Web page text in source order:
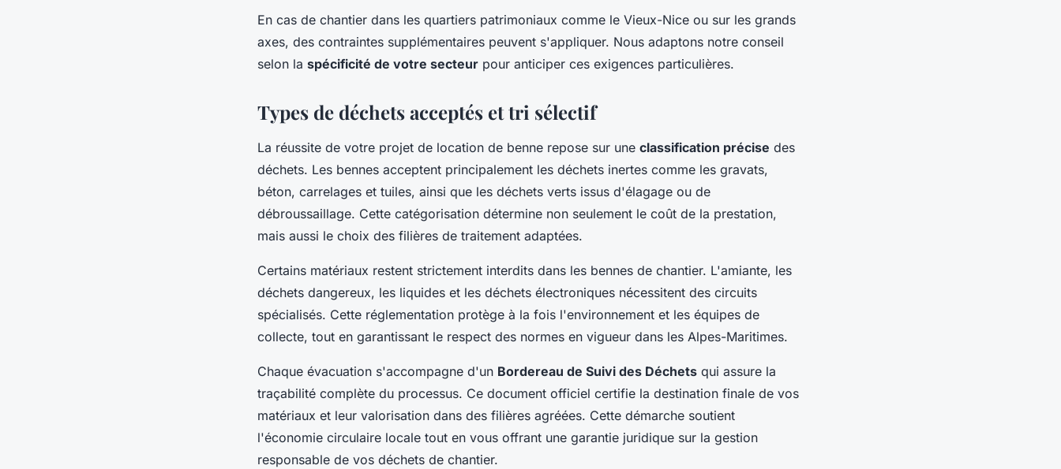
En cas de chantier dans les quartiers patrimoniaux comme le Vieux-Nice ou sur les grands
axes, des contraintes supplémentaires peuvent s'appliquer. Nous adaptons notre conseil
selon la spécificité de votre secteur pour anticiper ces exigences particulières.
Types de déchets acceptés et tri sélectif
La réussite de votre projet de location de benne repose sur une classification précise des
déchets. Les bennes acceptent principalement les déchets inertes comme les gravats,
béton, carrelages et tuiles, ainsi que les déchets verts issus d'élagage ou de
débroussaillage. Cette catégorisation détermine non seulement le coût de la prestation,
mais aussi le choix des filières de traitement adaptées.
Certains matériaux restent strictement interdits dans les bennes de chantier. L'amiante, les
déchets dangereux, les liquides et les déchets électroniques nécessitent des circuits
spécialisés. Cette réglementation protège à la fois l'environnement et les équipes de
collecte, tout en garantissant le respect des normes en vigueur dans les Alpes-Maritimes.
Chaque évacuation s'accompagne d'un Bordereau de Suivi des Déchets qui assure la
traçabilité complète du processus. Ce document officiel certifie la destination finale de vos
matériaux et leur valorisation dans des filières agréées. Cette démarche soutient
l'économie circulaire locale tout en vous offrant une garantie juridique sur la gestion
responsable de vos déchets de chantier.